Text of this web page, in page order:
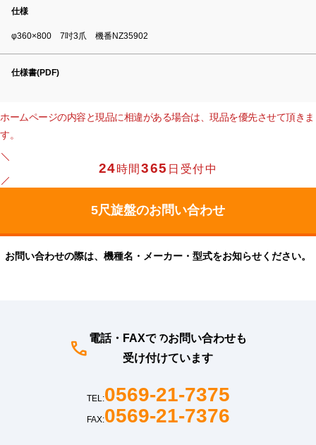
仕様
φ360×800 7吋3爪 機番NZ35902
仕様書(PDF)
ホームページの内容と現品に相違がある場合は、現品を優先させて頂きま
す。
24時間365 日受付中
お問い合わせの際は、機種名・メーカー・型式をお知らせください。
電話・FAXでのお問い合わせも
受け付けています
TEL:0569-21-7375
FAX:0569-21-7376